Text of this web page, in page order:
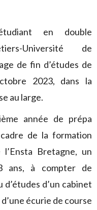
en double
Université de
de fin d’études de
2023, dans la
au large.
année de prépa
de la formation
Bretagne, un
ans, à compter de
d’un cabinet
écurie de course